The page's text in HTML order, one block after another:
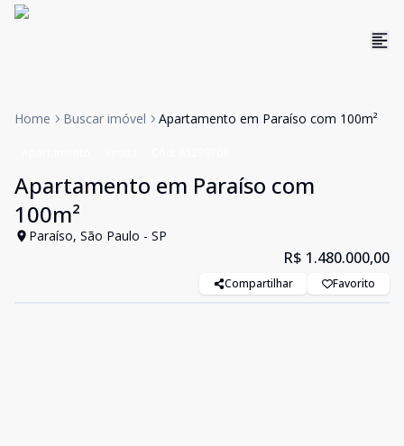
Home Buscar imóvel Apartamento em Paraíso com 100m²
Apartamento em Paraíso com
100m²
Paraíso, São Paulo - SP
R$ 1.480.000,00
Compartilhar Favorito